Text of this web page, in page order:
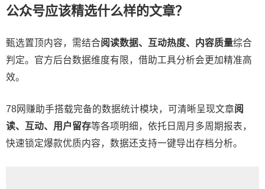
公众号应该精选什么样的文章？
甄选置顶内容，需结合阅读数据、互动热度、内容质量综合
判定。官方后台数据维度有限，借助工具分析会更加精准高
效。
78网赚助手搭载完备的数据统计模块，可清晰呈现文章阅
读、互动、用户留存等各项明细，依托日周月多周期报表，
快速锁定爆款优质内容，数据还支持一键导出存档分析。